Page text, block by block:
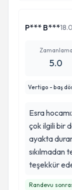
P*** B***
Zamanlama
5.0
Vertigo - baş
Esra
çok ilgili bir
ayakta
sıkılmadan
teşekkür
Randevu